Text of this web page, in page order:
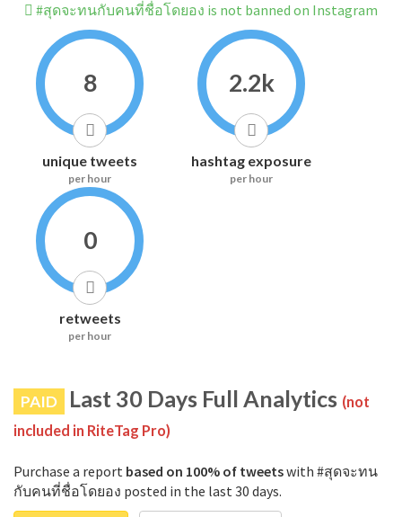
#สุดจะทนกับคนที่ชื่อโดยอง is not banned on Instagram
8
unique tweets
per hour
2.2k
hashtag exposure
per hour
0
retweets
per hour
PAID Last 30 Days Full Analytics (not
included in RiteTag Pro)
Purchase a report based on 100% of tweetswith #สุดจะทน
กับคนที่ชื่อโดยอง posted in the last 30 days.